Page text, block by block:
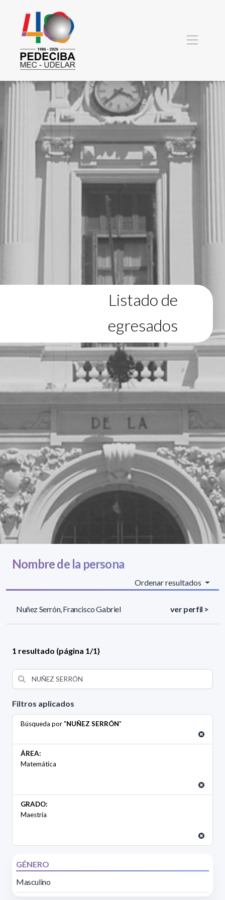
Listado de
egresados
Filtros aplicados
Búsqueda por "NUÑEZ SERRÓN"
ÁREA:
Matemática
GRADO:
Maestría
GÉNERO
Masculino
Nombre de la persona
Ordenar resultados
Nuñez Serrón, Francisco Gabriel ver perfil >
1 resultado (página 1/1)